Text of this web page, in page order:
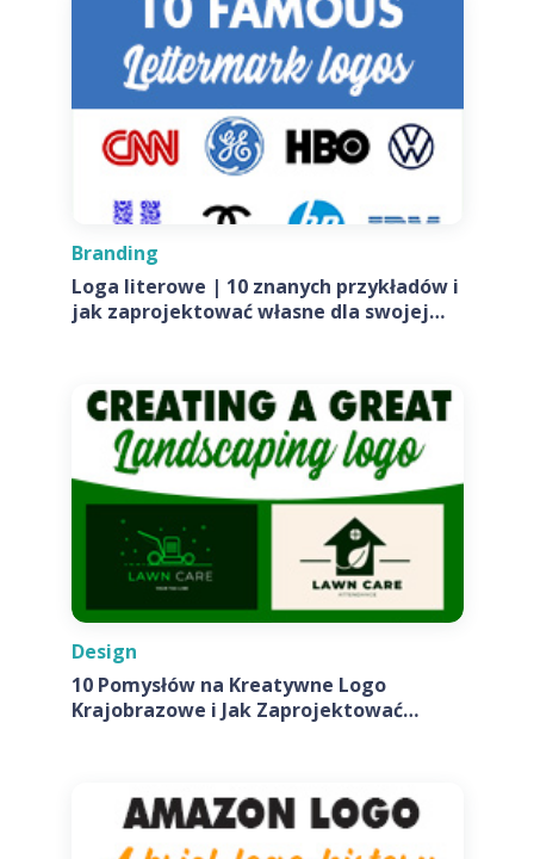
Branding
Loga literowe | 10 znanych przykładów i
jak zaprojektować własne dla swojej
Design
10 Pomysłów na Kreatywne Logo
Krajobrazowe i Jak Zaprojektować